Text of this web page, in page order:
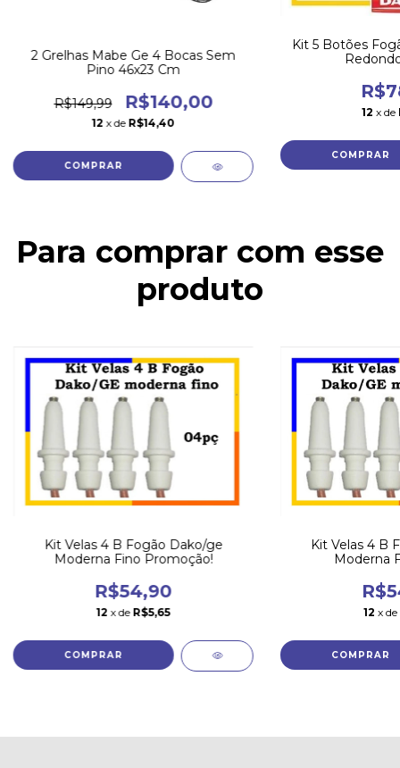
2 Grelhas Mabe Ge 4 Bocas Sem
Pino 46x23 Cm
R$149,99 R$140,00
12 x de R$14,40
Kit 5 Botões
12 x de
Para comprar com esse
produto
Kit Velas 4 B Fogão Dako/ge
Moderna Fino Promoção!
R$54,90
12 x de R$5,65
Kit Velas 4 B
Moderna
12 x de